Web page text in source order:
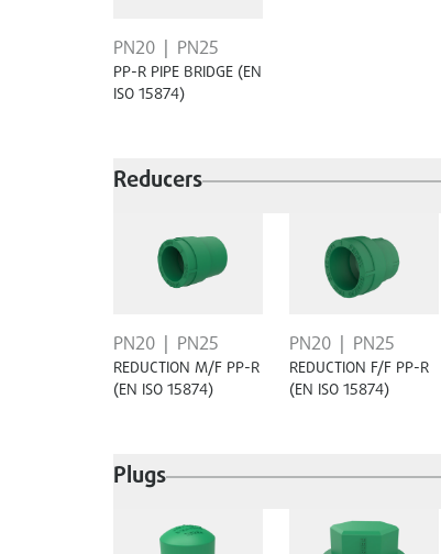
PN20 PN25
PP-R PIPE BRIDGE (EN
ISO 15874)
Reducers
PN20 PN25
REDUCTION M/F PP-R
(EN ISO 15874)
PN20 PN25
REDUCTION F/F PP-R
(EN ISO 15874)
Plugs